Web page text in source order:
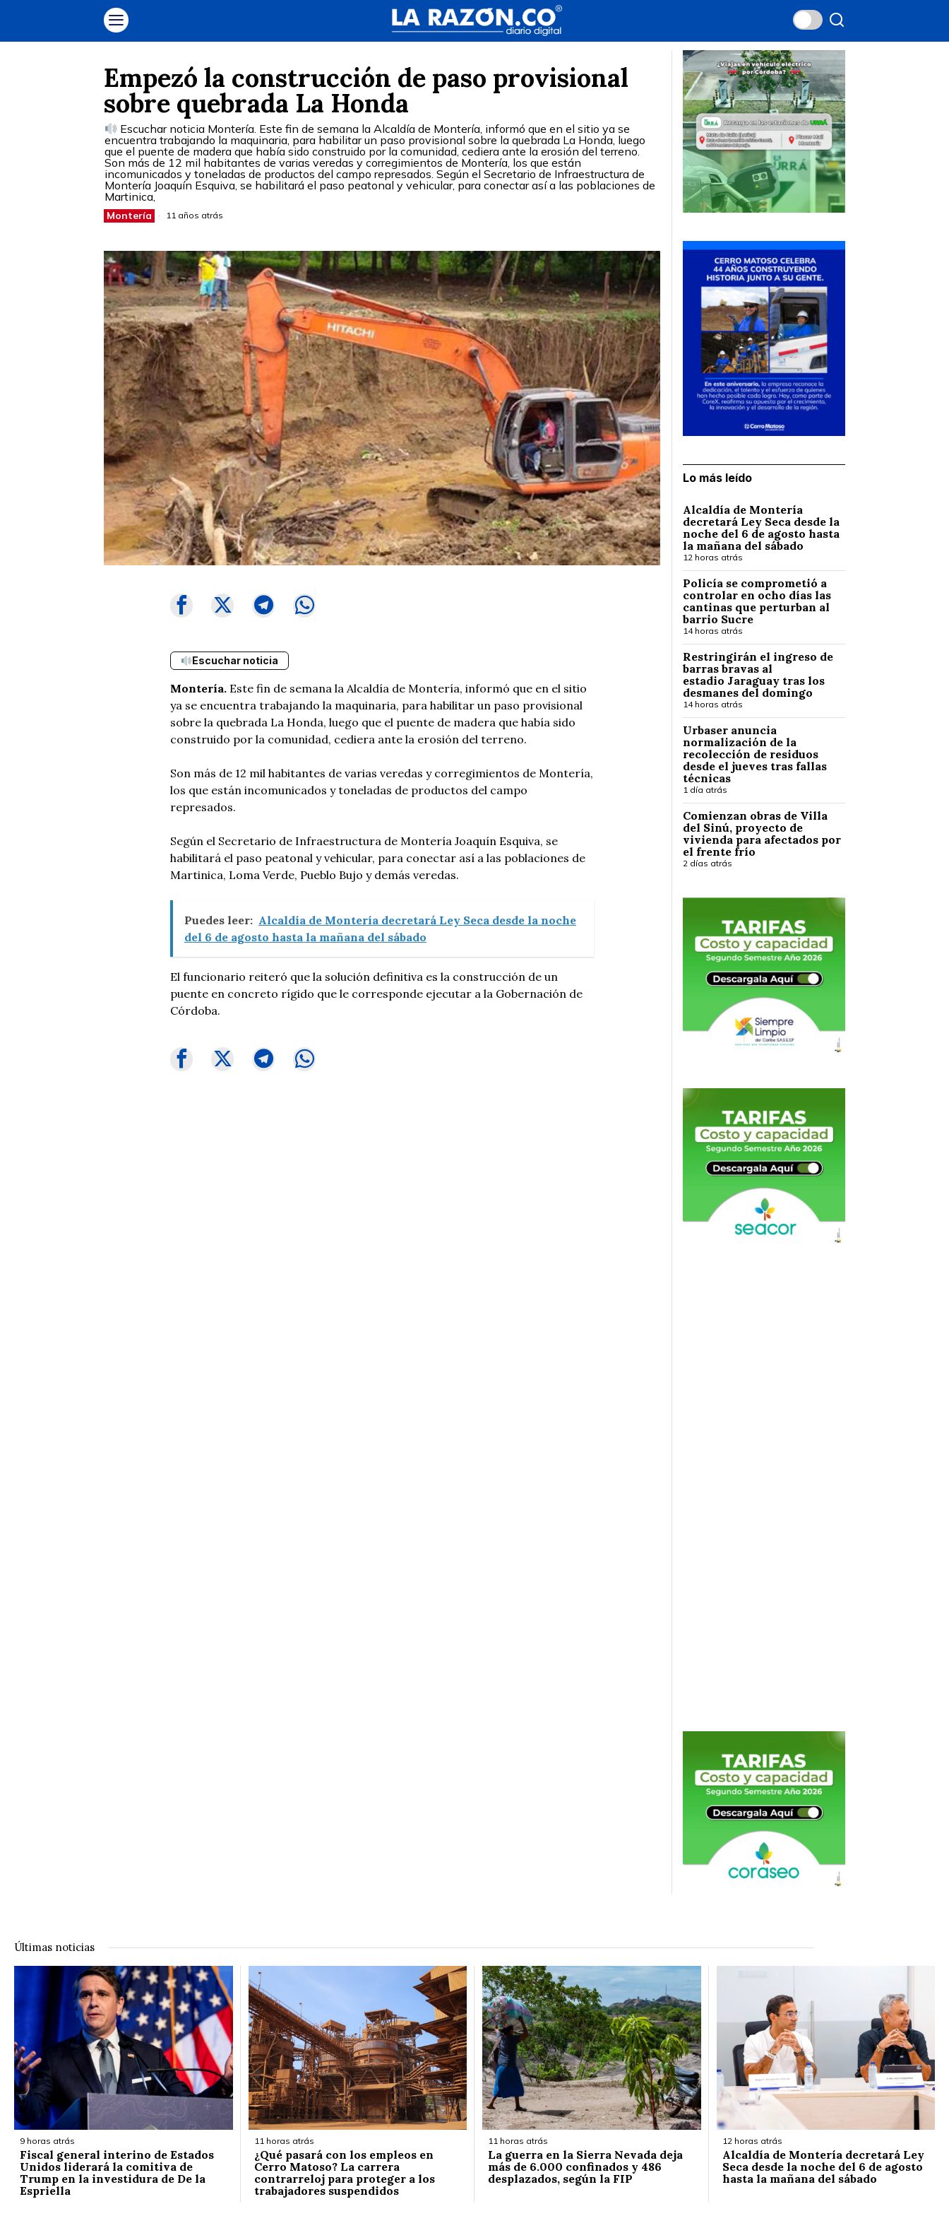
Empezó la construcción de paso provisional
sobre quebrada La Honda
Escuchar noticia Montería. Este fin de semana la Alcaldía de Montería, informó que en el sitio ya se
encuentra trabajando la maquinaria, para habilitar un paso provisional sobre la quebrada La Honda, luego
que el puente de madera que había sido construido por la comunidad, cediera ante la erosión del terreno.
Son más de 12 mil habitantes de varias veredas y corregimientos de Montería, los que están
incomunicados y toneladas de productos del campo represados. Según el Secretario de Infraestructura de
Montería Joaquín Esquiva, se habilitará el paso peatonal y vehicular, para conectar así a las poblaciones de
Martinica,
Montería 11 años atrás
Escuchar noticia
Montería. Este fin de semana la Alcaldía de Montería, informó que en el sitio
ya se encuentra trabajando la maquinaria, para habilitar un paso provisional
sobre la quebrada La Honda, luego que el puente de madera que había sido
construido por la comunidad, cediera ante la erosión del terreno.
Son más de 12 mil habitantes de varias veredas y corregimientos de Montería,
los que están incomunicados y toneladas de productos del campo
represados.
Según el Secretario de Infraestructura de Montería Joaquín Esquiva, se
habilitará el paso peatonal y vehicular, para conectar así a las poblaciones de
Martinica, Loma Verde, Pueblo Bujo y demás veredas.
Puedes leer: Alcaldía de Montería decretará Ley Seca desde la noche
del 6 de agosto hasta la mañana del sábado
El funcionario reiteró que la solución definitiva es la construcción de un
puente en concreto rígido que le corresponde ejecutar a la Gobernación de
Córdoba.
Lo más leído
Alcaldía de Montería
decretará Ley Seca desde la
noche del 6 de agosto hasta
la mañana del sábado
12 horas atrás
Policía se comprometió a
controlar en ocho días las
cantinas que perturban al
barrio Sucre
14 horas atrás
Restringirán el ingreso de
barras bravas al
estadio Jaraguay tras los
desmanes del domingo
14 horas atrás
Urbaser anuncia
normalización de la
recolección de residuos
desde el jueves tras fallas
técnicas
1 día atrás
Comienzan obras de Villa
del Sinú, proyecto de
vivienda para afectados por
el frente frío
2 días atrás
Últimas noticias
9 horas atrás
Fiscal general interino de Estados
Unidos liderará la comitiva de
Trump en la investidura de De la
Espriella
11 horas atrás
¿Qué pasará con los empleos en
Cerro Matoso? La carrera
contrarreloj para proteger a los
trabajadores suspendidos
11 horas atrás
La guerra en la Sierra Nevada deja
más de 6.000 confinados y 486
desplazados, según la FIP
12 horas atrás
Alcaldía de Montería decretará Ley
Seca desde la noche del 6 de agosto
hasta la mañana del sábado